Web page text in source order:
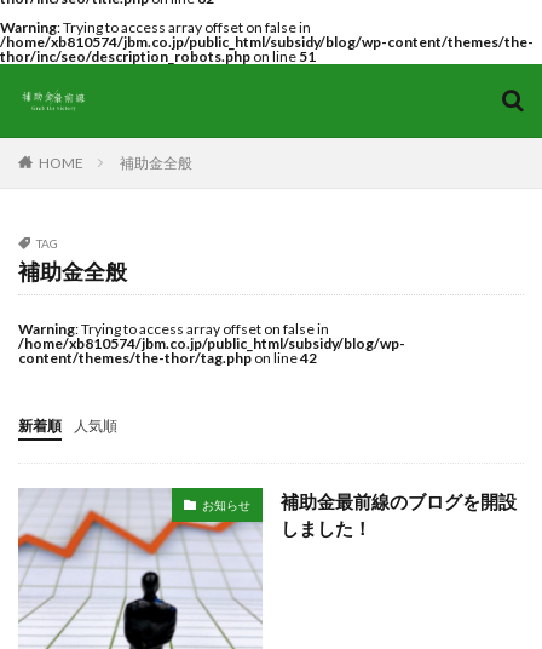
Warning: Trying to access array offset on false in
/home/xb810574/jbm.co.jp/public_html/subsidy/blog/wp-content/themes/the-
thor/inc/seo/description_robots.php on line 51
HOME 補助金全般
TAG
補助金全般
Warning: Trying to access array offset on false in
/home/xb810574/jbm.co.jp/public_html/subsidy/blog/wp-
content/themes/the-thor/tag.phpon line42
新着順 人気順
お知らせ
補助金最前線のブログを開設
しました！
セキュリティ自己宣言
ものづくり補助金
予測
事業再構築
賃金